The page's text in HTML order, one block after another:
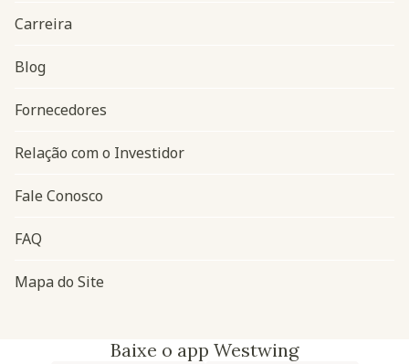
Navegação do rodapé
Carreira
Blog
Fornecedores
Relação com o Investidor
Fale Conosco
FAQ
Mapa do Site
Baixe o app Westwing